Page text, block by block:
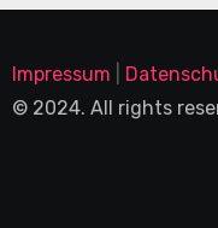
Impressum
© 2024. All rights